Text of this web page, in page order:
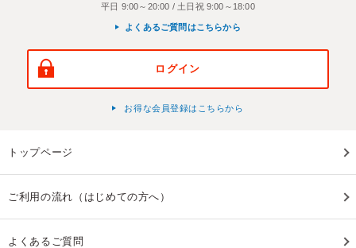
平日 9:00～20:00 / 土日祝 9:00～18:00
よくあるご質問はこちらから
ログイン
お得な会員登録はこちらから
トップページ
ご利用の流れ（はじめての方へ）
よくあるご質問